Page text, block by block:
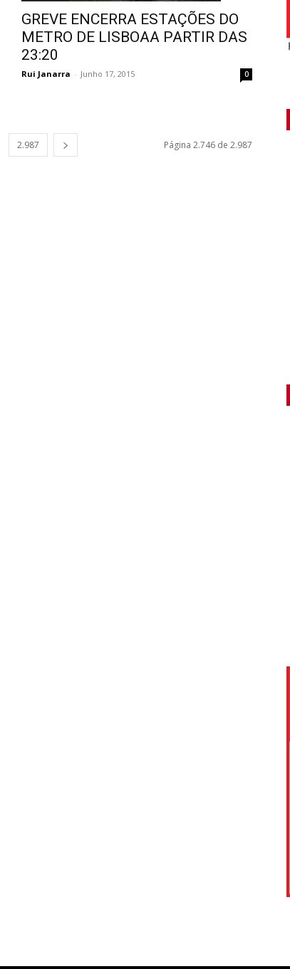
GREVE ENCERRA ESTAÇÕES DO
METRO DE LISBOAA PARTIR DAS
23:20
Rui Janarra - Junho 17, 2015 0
2.987 Página 2.746 de 2.987